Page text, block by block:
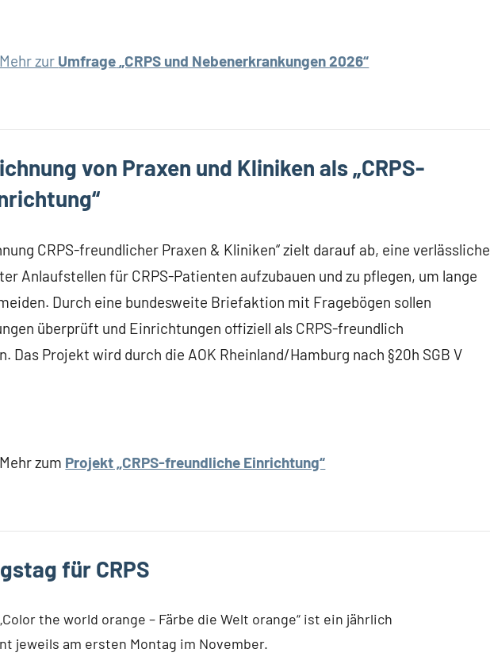
Mehr zur Umfrage „CRPS und Nebenerkrankungen 2026“
von Praxen und Kliniken als „CRPS-
CRPS-freundlicher Praxen & Kliniken“ zielt darauf ab, eine verlässliche
Anlaufstellen für CRPS-Patienten aufzubauen und zu pflegen, um lange
Durch eine bundesweite Briefaktion mit Fragebögen sollen
überprüft und Einrichtungen offiziell als CRPS-freundlich
Das Projekt wird durch die AOK Rheinland/Hamburg nach §20h SGB V
Mehr zum Projekt „CRPS-freundliche Einrichtung“
für CRPS
the world orange – Färbe die Welt orange“ ist ein jährlich
jeweils am ersten Montag im November.